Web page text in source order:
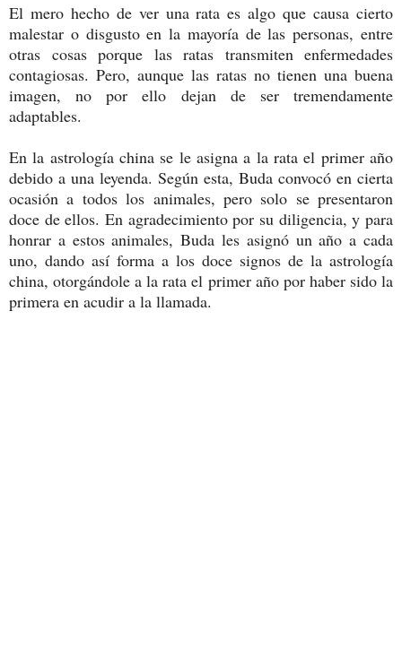
El mero hecho de ver una rata es algo que causa cierto
malestar o disgusto en la mayoría de las personas, entre
otras cosas porque las ratas transmiten enfermedades
contagiosas. Pero, aunque las ratas no tienen una buena
imagen, no por ello dejan de ser tremendamente
adaptables.
En la astrología china se le asigna a la rata el primer año
debido a una leyenda. Según esta, Buda convocó en cierta
ocasión a todos los animales, pero solo se presentaron
doce de ellos. En agradecimiento por su diligencia, y para
honrar a estos animales, Buda les asignó un año a cada
uno, dando así forma a los doce signos de la astrología
china, otorgándole a la rata el primer año por haber sido la
primera en acudir a la llamada.